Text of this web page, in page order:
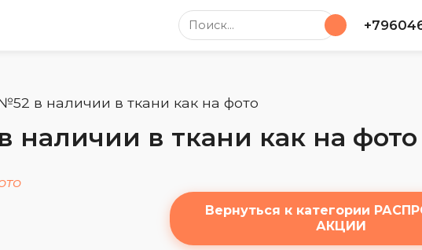
Поиск по сайту
в наличии в ткани как на фото
наличии в ткани как на фото
Вернуться к категории
АКЦИИ